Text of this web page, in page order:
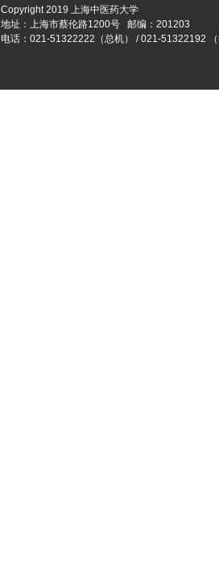
Copyright 2019 上海中医药大学
地址：上海市蔡伦路1200号
邮编：201203
电话：021-51322222（总机） / 021-51322192